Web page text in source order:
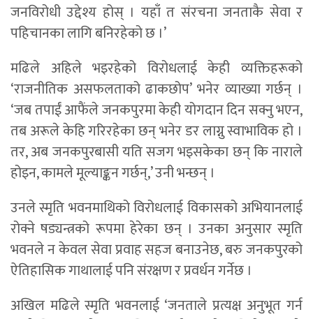
जनविरोधी उद्देश्य होस् । यहाँ त संरचना जनताकै सेवा र
पहिचानका लागि बनिरहेको छ ।’
मढिले अहिले भइरहेको विरोधलाई केही व्यक्तिहरूको
‘राजनीतिक असफलताको ढाकछोप’ भनेर व्याख्या गर्छन् ।
‘जब तपाईं आफैंले जनकपुरमा केही योगदान दिन सक्नु भएन,
तब अरूले केहि गरिरहेका छन् भनेर डर लाग्नु स्वाभाविक हो ।
तर, अब जनकपुरबासी यति सजग भइसकेका छन् कि नाराले
होइन, कामले मूल्याङ्कन गर्छन्,’ उनी भन्छन् ।
उनले स्मृति भवनमाथिको विरोधलाई विकासको अभियानलाई
रोक्ने षड्यन्त्रको रूपमा हेरेका छन् । उनका अनुसार स्मृति
भवनले न केवल सेवा प्रवाह सहज बनाउनेछ, बरु जनकपुरको
ऐतिहासिक गाथालाई पनि संरक्षण र प्रवर्धन गर्नेछ ।
अखिल मढिले स्मृति भवनलाई ‘जनताले प्रत्यक्ष अनुभूत गर्न